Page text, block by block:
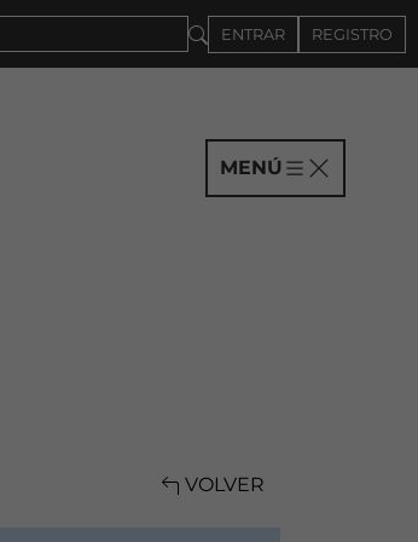
A COMPAÑÍAS HASTA EL 4DE
ENTRAR REGISTRO
MENÚ
VOLVER